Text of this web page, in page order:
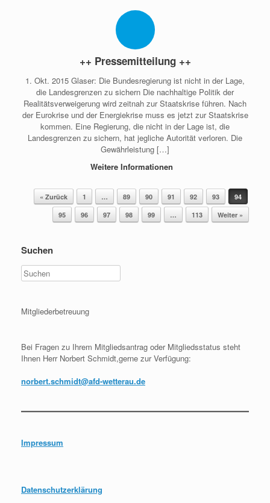
++ Pressemitteilung ++
1. Okt. 2015 Glaser: Die Bundesregierung ist nicht in der Lage,
die Landesgrenzen zu sichern Die nachhaltige Politik der
Realitätsverweigerung wird zeitnah zur Staatskrise führen. Nach
der Eurokrise und der Energiekrise muss es jetzt zur Staatskrise
kommen. Eine Regierung, die nicht in der Lage ist, die
Landesgrenzen zu sichern, hat jegliche Autorität verloren. Die
Gewährleistung […]
Weitere Informationen
Beitragsnavigation
« Zurück 1 … 89 90 91 92 93
94
95
96 97 98 99 … 113 Weiter »
Suchen
Mitgliederbetreuung
Bei Fragen zu Ihrem Mitgliedsantrag oder Mitgliedsstatus steht
Ihnen Herr Norbert Schmidt,gerne zur Verfügung:
norbert.schmidt@afd-wetterau.de
Impressum
Datenschutzerklärung